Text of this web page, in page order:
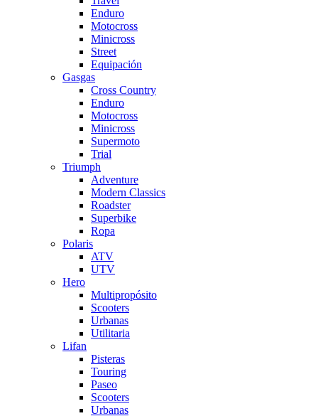
Enduro
Motocross
Minicross
Street
Equipación
Gasgas
Cross Country
Enduro
Motocross
Minicross
Supermoto
Trial
Triumph
Adventure
Modern Classics
Roadster
Superbike
Ropa
Polaris
ATV
UTV
Hero
Multipropósito
Scooters
Urbanas
Utilitaria
Lifan
Pisteras
Touring
Paseo
Scooters
Urbanas